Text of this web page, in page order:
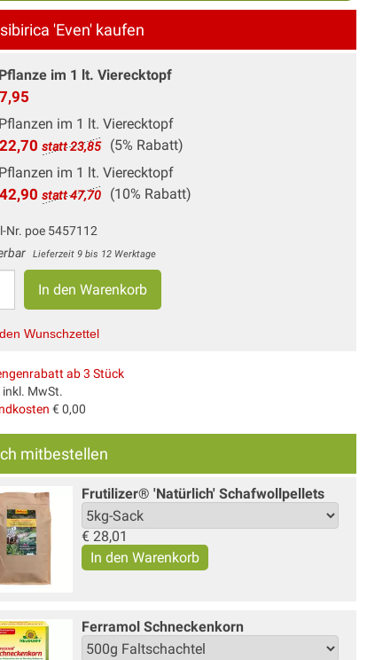
'Even' kaufen
im 1 lt. Vierecktopf
im 1 lt. Vierecktopf
statt 23,85
(5% Rabatt)
im 1 lt. Vierecktopf
statt 47,70 (10% Rabatt)
Nr. poe 5457112
Lieferzeit 9 bis 12 Werktage
Wunschzettel
ab 3 Stück
inkl. MwSt.
€ 0,00
mitbestellen
Frutilizer® 'Natürlich' Schafwollpellets
€ 28,01
Ferramol Schneckenkorn